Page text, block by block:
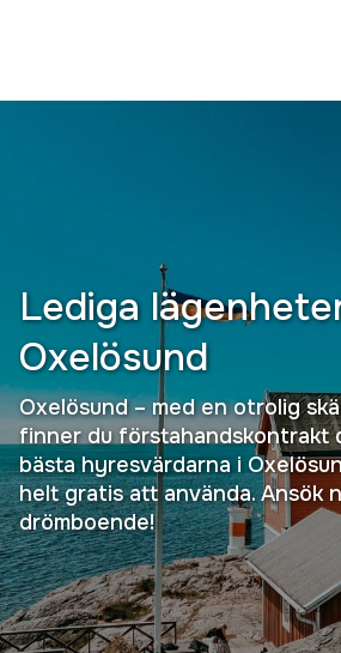
Lediga
Oxelösund
Oxelösund – med en otrolig
finner du förstahandskontrakt
bästa hyresvärdarna i
helt gratis att använda. Ansök
drömboende!